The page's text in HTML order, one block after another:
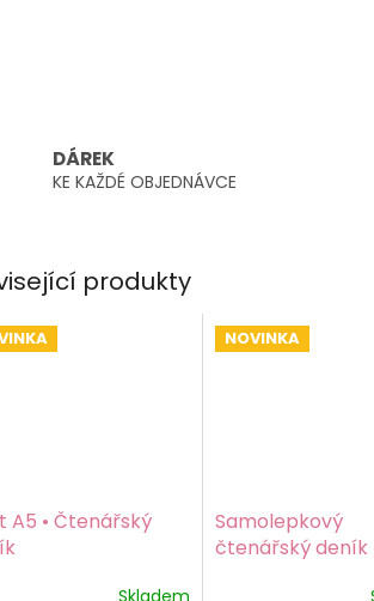
DÁREK
KE KAŽDÉ OBJEDNÁVCE
produkty
A5 • Čtenářský
NOVINKA
Samolepkový
čtenářský deník